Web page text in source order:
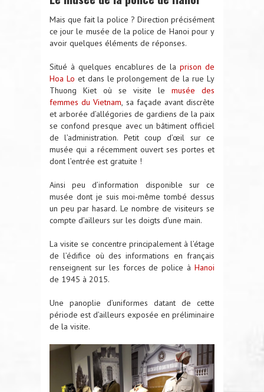
Mais que fait la police ? Direction précisément
ce jour le musée de la police de Hanoi pour y
avoir quelques éléments de réponses.
Situé à quelques encablures de laprison de
Hoa Lo et dans le prolongement de la rue Ly
Thuong Kiet où se visite le musée des
femmes du Vietnam, sa façade avant discrète
et arborée d’allégories de gardiens de la paix
se confond presque avec un bâtiment officiel
de l’administration. Petit coup d’œil sur ce
musée qui a récemment ouvert ses portes et
dont l’entrée est gratuite !
Ainsi peu d’information disponible sur ce
musée dont je suis moi-même tombé dessus
un peu par hasard. Le nombre de visiteurs se
compte d’ailleurs sur les doigts d’une main.
La visite se concentre principalement à l’étage
de l’édifice où des informations en français
renseignent sur les forces de police à Hanoi
de 1945 à 2015.
Une panoplie d’uniformes datant de cette
période est d’ailleurs exposée en préliminaire
de la visite.